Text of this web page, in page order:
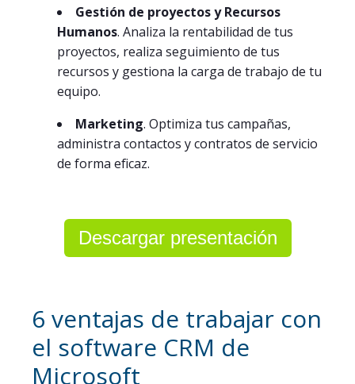
Gestión de proyectos y Recursos
Humanos. Analiza la rentabilidad de tus
proyectos, realiza seguimiento de tus
recursos y gestiona la carga de trabajo de tu
equipo.
Marketing. Optimiza tus campañas,
administra contactos y contratos de servicio
de forma eficaz.
Descargar presentación
6 ventajas de trabajar con
el software CRM de
Microsoft